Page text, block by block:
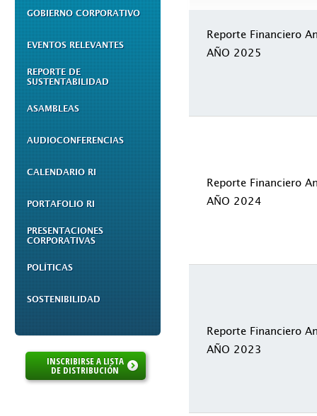
GOBIERNO CORPORATIVO
EVENTOS RELEVANTES
REPORTE DE
SUSTENTABILIDAD
ASAMBLEAS
AUDIOCONFERENCIAS
CALENDARIO RI
PORTAFOLIO RI
PRESENTACIONES
CORPORATIVAS
POLÍTICAS
SOSTENIBILIDAD
INSCRIBIRSE A LISTA
DE DISTRIBUCIÓN
Reporte Financiero
AÑO 2025
Reporte Financiero
AÑO 2024
Reporte Financiero
AÑO 2023